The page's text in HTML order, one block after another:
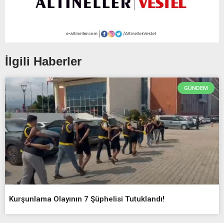
İlgili Haberler
GÜNDEM
Kurşunlama Olayının 7 Şüphelisi Tutuklandı!